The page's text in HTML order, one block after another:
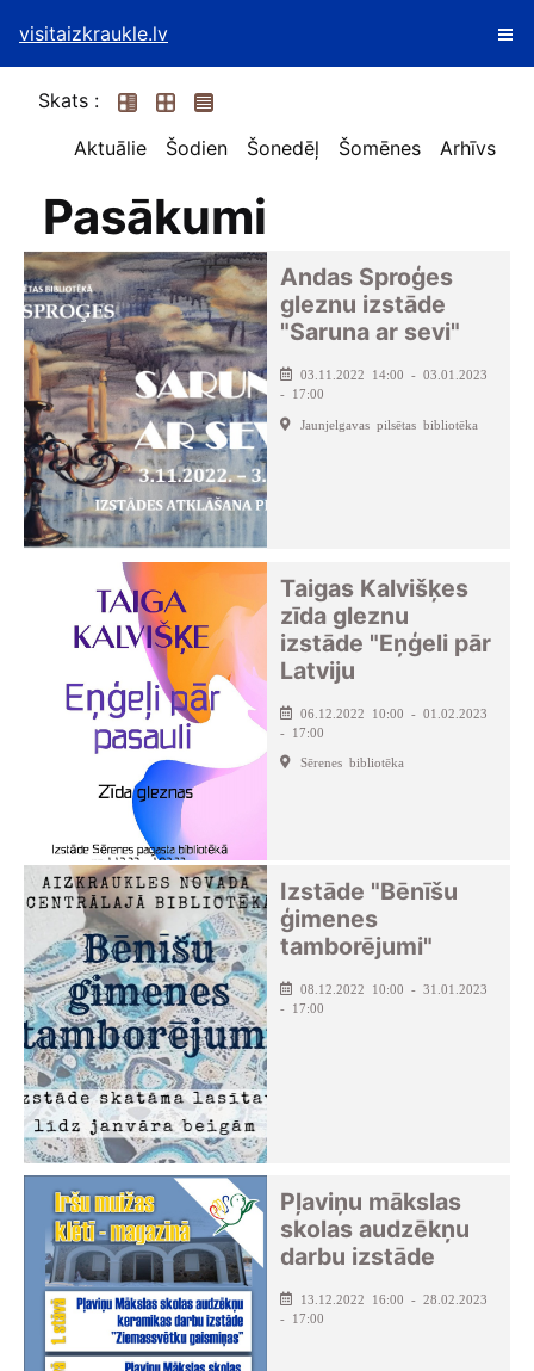
visitaizkraukle.lv
Skats :
Aktuālie
Šodien Šonedēļ Šomēnes Arhīvs
Pasākumi
Andas Sproģes
gleznu izstāde
"Saruna ar sevi"
03.11.2022 14:00 - 03.01.2023
- 17:00
Jaunjelgavas pilsētas bibliotēka
Taigas Kalvišķes
zīda gleznu
izstāde "Eņģeli pār
Latviju
06.12.2022 10:00 - 01.02.2023
- 17:00
Sērenes bibliotēka
Izstāde "Bēnīšu
ģimenes
tamborējumi"
08.12.2022 10:00 - 31.01.2023
- 17:00
Pļaviņu mākslas
skolas audzēkņu
darbu izstāde
13.12.2022 16:00 - 28.02.2023
- 17:00